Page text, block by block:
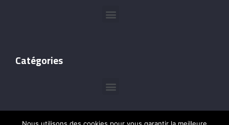
Catégories